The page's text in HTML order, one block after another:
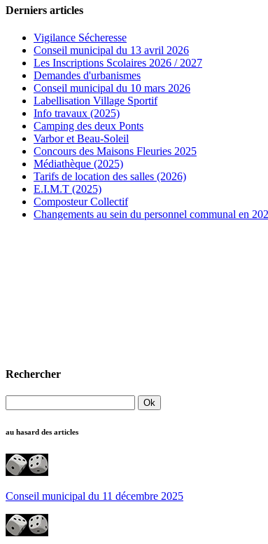
Derniers articles
Vigilance Sécheresse
Conseil municipal du 13 avril 2026
Les Inscriptions Scolaires 2026 / 2027
Demandes d'urbanismes
Conseil municipal du 10 mars 2026
Labellisation Village Sportif
Info travaux (2025)
Camping des deux Ponts
Varbor et Beau-Soleil
Concours des Maisons Fleuries 2025
Médiathèque (2025)
Tarifs de location des salles (2026)
E.I.M.T (2025)
Composteur Collectif
Changements au sein du personnel communal en
Rechercher
au hasard des articles
Conseil municipal du 11 décembre 2025